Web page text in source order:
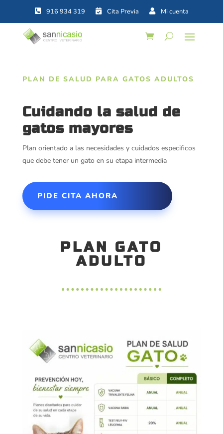
  
PLAN DE SALUD PARA GATOS ADULTOS
Cuidando la salud de
gatos mayores
Plan orientado a las necesidades y cuidados especificos
que debe tener un gato en su etapa intermedia
PIDE CITA AHORA
PLAN GATO
ADULTO